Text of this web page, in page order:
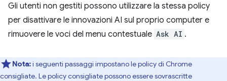
Gli utenti non gestiti possono utilizzare la stessa policy
per disattivare le innovazioni AI sul proprio computer e
rimuovere le voci del menu contestuale Ask AI .
Nota:i seguenti passaggi impostano le policy di Chrome
consigliate. Le policy consigliate possono essere sovrascritte